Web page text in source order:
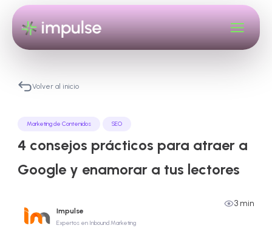
Volver al inicio
Marketing de Contenidos SEO
4 consejos prácticos para atraer a
Google y enamorar a tus lectores
Impulse
Expertos en Inbound Marketing
3 min